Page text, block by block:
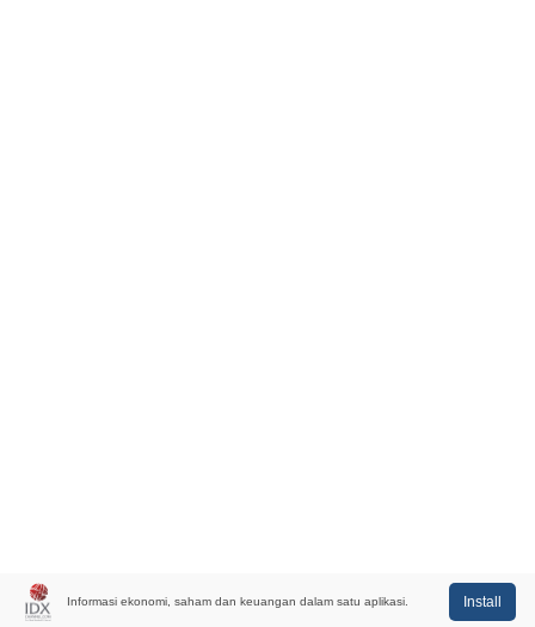
Informasi ekonomi, saham dan keuangan dalam satu aplikasi. Install